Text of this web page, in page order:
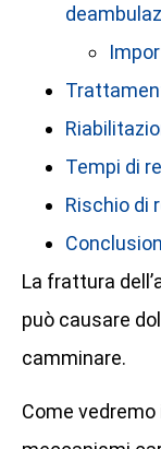
Tempi di
Rischio di
La frattura
può causare
camminare.
Come